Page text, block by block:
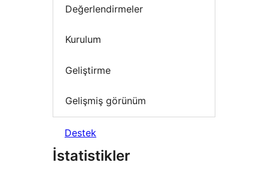
Değerlendirmeler
Kurulum
Geliştirme
Gelişmiş görünüm
Destek
İstatistikler